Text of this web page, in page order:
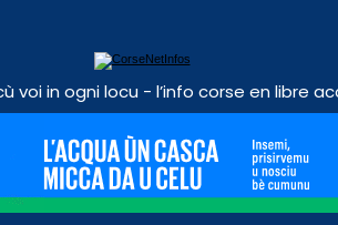
voi in ogni locu - l’info corse en libre